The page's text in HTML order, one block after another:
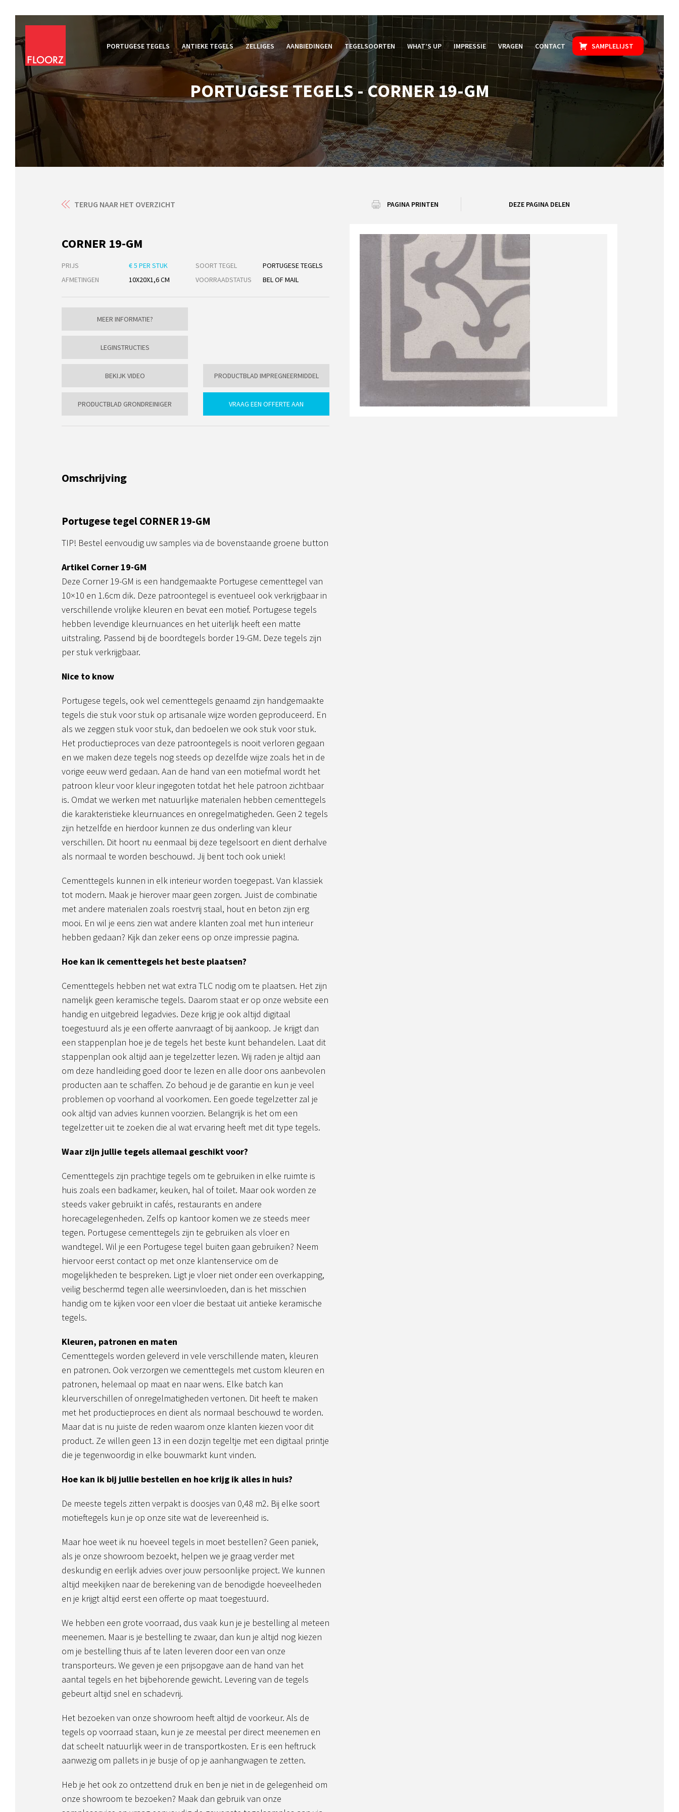
PORTUGESE TEGELS ANTIEKE TEGELS ZELLIGES AANBIEDINGEN TEGELSOORTEN WHAT’S UP IMPRESSIE VRAGEN CONTACT SAMPLELIJST
PORTUGESE TEGELS - CORNER 19-GM
TERUG NAAR HET OVERZICHT PAGINA PRINTEN DEZE PAGINA DELEN
CORNER 19-GM
PRIJS € 5 PER STUK SOORT TEGEL
PORTUGESE TEGELS
AFMETINGEN
10X20X1,6 CM VOORRAADSTATUS BEL OF MAIL
MEER INFORMATIE?
LEGINSTRUCTIES
BEKIJK VIDEO PRODUCTBLAD IMPREGNEERMIDDEL
PRODUCTBLAD GRONDREINIGER VRAAG EEN OFFERTE AAN
Omschrijving
Portugese tegel CORNER 19-GM
TIP! Bestel eenvoudig uw samples via de bovenstaande groene button
Artikel Corner 19-GM
Deze Corner 19-GM is een handgemaakte Portugese cementtegel van
10×10 en 1.6cm dik. Deze patroontegel is eventueel ook verkrijgbaar in
verschillende vrolijke kleuren en bevat een motief. Portugese tegels
hebben levendige kleurnuances en het uiterlijk heeft een matte
uitstraling. Passend bij de boordtegels border 19-GM. Deze tegels zijn
per stuk verkrijgbaar.
Nice to know
Portugese tegels, ook wel cementtegels genaamd zijn handgemaakte
tegels die stuk voor stuk op artisanale wijze worden geproduceerd. En
als we zeggen stuk voor stuk, dan bedoelen we ook stuk voor stuk.
Het productieproces van deze patroontegels is nooit verloren gegaan
en we maken deze tegels nog steeds op dezelfde wijze zoals het in de
vorige eeuw werd gedaan. Aan de hand van een motiefmal wordt het
patroon kleur voor kleur ingegoten totdat het hele patroon zichtbaar
is. Omdat we werken met natuurlijke materialen hebben cementtegels
die karakteristieke kleurnuances en onregelmatigheden. Geen 2 tegels
zijn hetzelfde en hierdoor kunnen ze dus onderling van kleur
verschillen. Dit hoort nu eenmaal bij deze tegelsoort en dient derhalve
als normaal te worden beschouwd. Jij bent toch ook uniek!
Cementtegels kunnen in elk interieur worden toegepast. Van klassiek
tot modern. Maak je hierover maar geen zorgen. Juist de combinatie
met andere materialen zoals roestvrij staal, hout en beton zijn erg
mooi. En wil je eens zien wat andere klanten zoal met hun interieur
hebben gedaan? Kijk dan zeker eens op onze impressie pagina.
Hoe kan ik cementtegels het beste plaatsen?
Cementtegels hebben net wat extra TLC nodig om te plaatsen. Het zijn
namelijk geen keramische tegels. Daarom staat er op onze website een
handig en uitgebreid legadvies. Deze krijg je ook altijd digitaal
toegestuurd als je een offerte aanvraagt of bij aankoop. Je krijgt dan
een stappenplan hoe je de tegels het beste kunt behandelen. Laat dit
stappenplan ook altijd aan je tegelzetter lezen. Wij raden je altijd aan
om deze handleiding goed door te lezen en alle door ons aanbevolen
producten aan te schaffen. Zo behoud je de garantie en kun je veel
problemen op voorhand al voorkomen. Een goede tegelzetter zal je
ook altijd van advies kunnen voorzien. Belangrijk is het om een
tegelzetter uit te zoeken die al wat ervaring heeft met dit type tegels.
Waar zijn jullie tegels allemaal geschikt voor?
Cementtegels zijn prachtige tegels om te gebruiken in elke ruimte is
huis zoals een badkamer, keuken, hal of toilet. Maar ook worden ze
steeds vaker gebruikt in cafés, restaurants en andere
horecagelegenheden. Zelfs op kantoor komen we ze steeds meer
tegen. Portugese cementtegels zijn te gebruiken als vloer en
wandtegel. Wil je een Portugese tegel buiten gaan gebruiken? Neem
hiervoor eerst contact op met onze klantenservice om de
mogelijkheden te bespreken. Ligt je vloer niet onder een overkapping,
veilig beschermd tegen alle weersinvloeden, dan is het misschien
handig om te kijken voor een vloer die bestaat uit antieke keramische
tegels.
Kleuren, patronen en maten
Cementtegels worden geleverd in vele verschillende maten, kleuren
en patronen. Ook verzorgen we cementtegels met custom kleuren en
patronen, helemaal op maat en naar wens. Elke batch kan
kleurverschillen of onregelmatigheden vertonen. Dit heeft te maken
met het productieproces en dient als normaal beschouwd te worden.
Maar dat is nu juiste de reden waarom onze klanten kiezen voor dit
product. Ze willen geen 13 in een dozijn tegeltje met een digitaal printje
die je tegenwoordig in elke bouwmarkt kunt vinden.
Hoe kan ik bij jullie bestellen en hoe krijg ik alles in huis?
De meeste tegels zitten verpakt is doosjes van 0,48 m2. Bij elke soort
motieftegels kun je op onze site wat de levereenheid is.
Maar hoe weet ik nu hoeveel tegels in moet bestellen? Geen paniek,
als je onze showroom bezoekt, helpen we je graag verder met
deskundig en eerlijk advies over jouw persoonlijke project. We kunnen
altijd meekijken naar de berekening van de benodigde hoeveelheden
en je krijgt altijd eerst een offerte op maat toegestuurd.
We hebben een grote voorraad, dus vaak kun je je bestelling al meteen
meenemen. Maar is je bestelling te zwaar, dan kun je altijd nog kiezen
om je bestelling thuis af te laten leveren door een van onze
transporteurs. We geven je een prijsopgave aan de hand van het
aantal tegels en het bijbehorende gewicht. Levering van de tegels
gebeurt altijd snel en schadevrij.
Het bezoeken van onze showroom heeft altijd de voorkeur. Als de
tegels op voorraad staan, kun je ze meestal per direct meenemen en
dat scheelt natuurlijk weer in de transportkosten. Er is een heftruck
aanwezig om pallets in je busje of op je aanhangwagen te zetten.
Heb je het ook zo ontzettend druk en ben je niet in de gelegenheid om
onze showroom te bezoeken? Maak dan gebruik van onze